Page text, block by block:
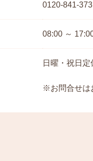
0120-841-373
08:00 ～
日曜・祝日定
※お問合せは